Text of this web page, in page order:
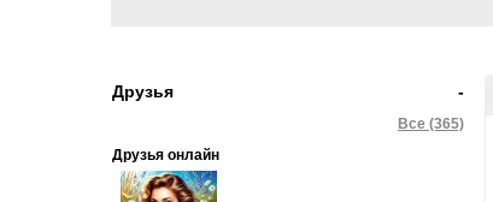
-
Друзья
Все (365)
Друзья онлайн